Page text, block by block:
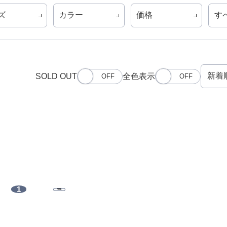
カラー 価格 す
SOLD OUT 全色表示
1